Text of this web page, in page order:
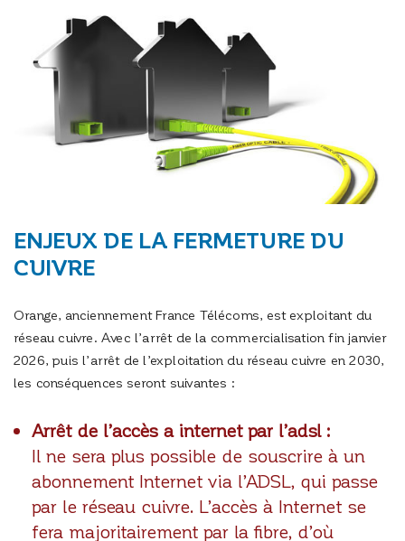
ENJEUX DE LA FERMETURE DU
CUIVRE
Orange, anciennement France Télécoms, est exploitant du
réseau cuivre. Avec l’arrêt de la commercialisation fin janvier
2026, puis l’arrêt de l’exploitation du réseau cuivre en 2030,
les conséquences seront suivantes :
Arrêt de l’accès a internet par l’adsl :
Il ne sera plus possible de souscrire à un
abonnement Internet via l’ADSL, qui passe
par le réseau cuivre. L’accès à Internet se
fera majoritairement par la fibre, d’où